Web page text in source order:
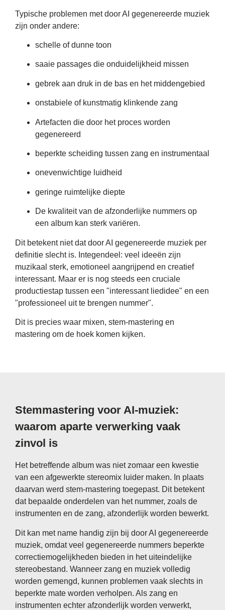
Typische problemen met door AI gegenereerde muziek
zijn onder andere:
schelle of dunne toon
saaie passages die onduidelijkheid missen
gebrek aan druk in de bas en het middengebied
onstabiele of kunstmatig klinkende zang
Artefacten die door het proces worden
gegenereerd
beperkte scheiding tussen zang en instrumentaal
onevenwichtige luidheid
geringe ruimtelijke diepte
De kwaliteit van de afzonderlijke nummers op
een album kan sterk variëren.
Dit betekent niet dat door AI gegenereerde muziek per
definitie slecht is. Integendeel: veel ideeën zijn
muzikaal sterk, emotioneel aangrijpend en creatief
interessant. Maar er is nog steeds een cruciale
productiestap tussen een "interessant liedidee" en een
"professioneel uit te brengen nummer".
Dit is precies waar mixen, stem-mastering en
mastering om de hoek komen kijken.
Stemmastering voor AI-muziek:
waarom aparte verwerking vaak
zinvol is
Het betreffende album was niet zomaar een kwestie
van een afgewerkte stereomix luider maken. In plaats
daarvan werd stem-mastering toegepast. Dit betekent
dat bepaalde onderdelen van het nummer, zoals de
instrumenten en de zang, afzonderlijk worden bewerkt.
Dit kan met name handig zijn bij door AI gegenereerde
muziek, omdat veel gegenereerde nummers beperkte
correctiemogelijkheden bieden in het uiteindelijke
stereobestand. Wanneer zang en muziek volledig
worden gemengd, kunnen problemen vaak slechts in
beperkte mate worden verholpen. Als zang en
instrumenten echter afzonderlijk worden verwerkt,